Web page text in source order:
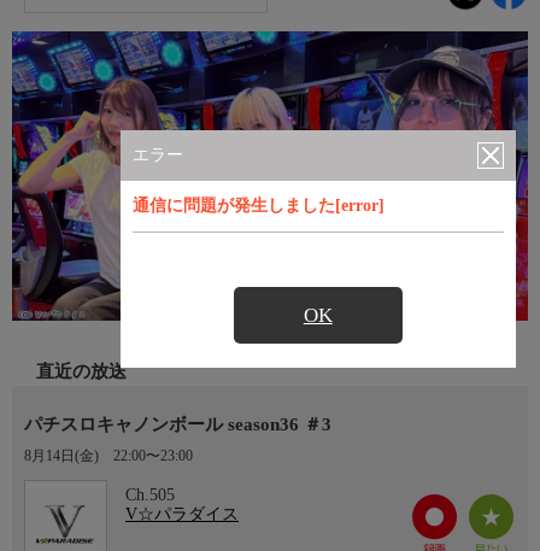
エラー
通信に問題が発生しました[error]
OK
直近の放送
パチスロキャノンボール season36 ＃3
8月14日(金) 22:00〜23:00
Ch.505
V☆パラダイス